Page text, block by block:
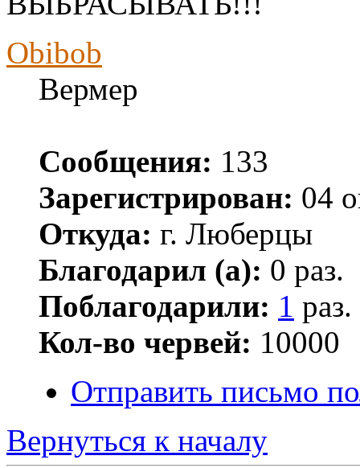
Obibob
Вермер
Сообщения: 133
Зарегистрирован: 04
Откуда: г. Люберцы
Благодарил (а): 0 раз.
Поблагодарили: 1 раз.
Кол-во червей: 10000
Отправить письмо
Вернуться к началу